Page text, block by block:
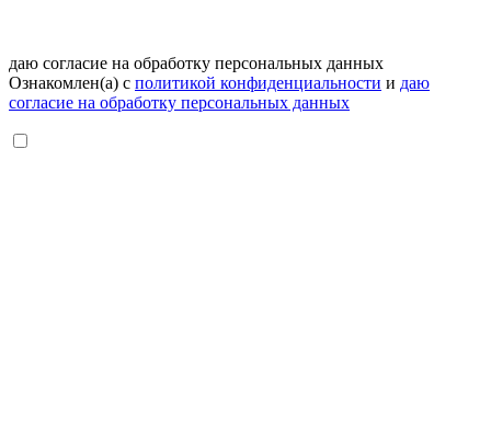
даю согласие на обработку персональных данных
Ознакомлен(а) с политикой конфиденциальности и даю
согласие на обработку персональных данных